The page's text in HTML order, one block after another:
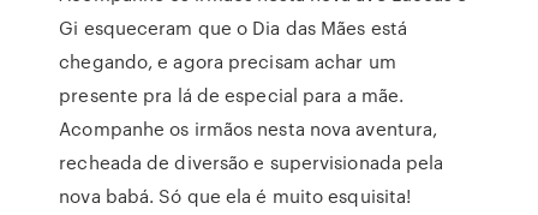
Gi esqueceram que o Dia das Mães está
chegando, e agora precisam achar um
presente pra lá de especial para a mãe.
Acompanhe os irmãos nesta nova aventura,
recheada de diversão e supervisionada pela
nova babá. Só que ela é muito esquisita!